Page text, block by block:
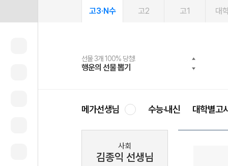
고3·N수 고2 고1 대
선물 3개 100% 당첨!
행운의 선물 뽑기
선물 100% 증정!
메가스터디 X 올리브
2027 러셀 단과
강사 공개선발
스마트러닝앱
설문 EVENT
메가패스
3일 무료 체험권
메가패스 수강생 무료혜택!
메가클럽 멤버십
사회공헌 캠페인
희망이룸 메가나눔
메가선생님 수능·내신 대학별고
사회
김종익 선생님